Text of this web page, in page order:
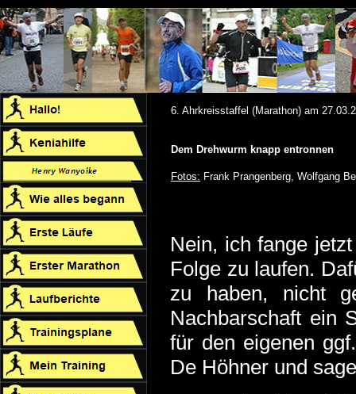
6. Ahrkreisstaffel (Marathon) am
Dem Drehwurm knapp entronnen
Fotos: Frank Prangenberg, Wolfgang
Nein, ich fange
Folge zu laufen.
zu haben, nicht
Nachbarschaft ein
für den eigenen
De Höhner und